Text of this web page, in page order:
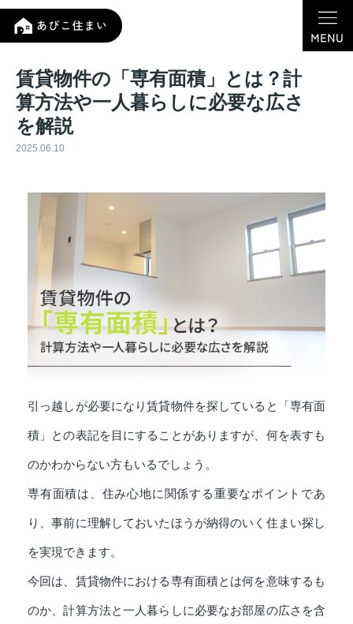
賃貸物件の「専有面積」とは？計
算方法や一人暮らしに必要な広さ
を解説
2025.06.10
引っ越しが必要になり賃貸物件を探していると「専有面
積」との表記を目にすることがありますが、何を表すも
のかわからない方もいるでしょう。
専有面積は、住み心地に関係する重要なポイントであ
り、事前に理解しておいたほうが納得のいく住まい探し
を実現できます。
今回は、賃貸物件における専有面積とは何を意味するも
のか、計算方法と一人暮らしに必要なお部屋の広さを含